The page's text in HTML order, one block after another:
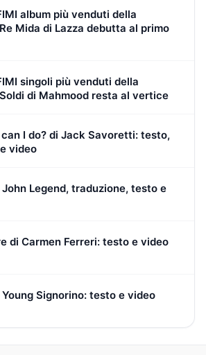
album più venduti della
Mida di Lazza debutta al primo
singoli più venduti della
di Mahmood resta al vertice
I do? di Jack Savoretti: testo,
video
Legend, traduzione, testo e
di Carmen Ferreri: testo e video
Signorino: testo e video